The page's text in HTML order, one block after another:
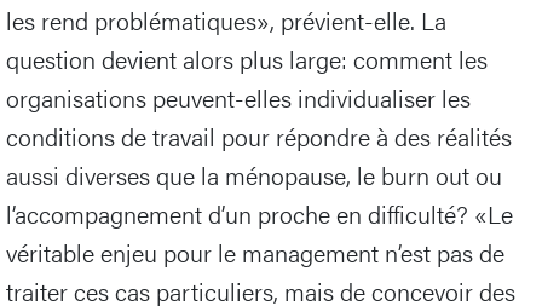
les rend problématiques», prévient-elle. La
question devient alors plus large: comment les
organisations peuvent-elles individualiser les
conditions de travail pour répondre à des réalités
aussi diverses que la ménopause, le burn out ou
l’accompagnement d’un proche en difficulté? «Le
véritable enjeu pour le management n’est pas de
traiter ces cas particuliers, mais de concevoir des